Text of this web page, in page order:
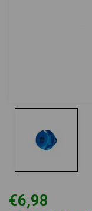
€6,98